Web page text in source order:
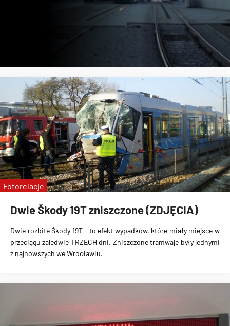
Dwie Škody 19T zniszczone (ZDJĘCIA)
Dwie rozbite Škody 19T- to efekt wypadków, które miały miejsce w
przeciąguzaledwie TRZECH dni. Zniszczone tramwaje były jednymi
z najnowszych we Wrocławiu.
Fotorelacje